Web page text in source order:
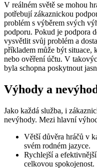
V reálném světě se mohou
potřebují zákaznickou
problém s výběrem svých
podporu. Pokud je podpora
vysvětlit svůj problém a
příkladem může být situace,
nebo ověření účtu. V
byla schopna poskytnout
Výhody a
Jako každá služba, i
nevýhody. Mezi hlavní
Větší důvěra hráčů v
svém rodném jazyce.
Rychlejší a
celkovou spokojenost.